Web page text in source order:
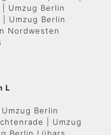
Umzug Berlin
Umzug Berlin
Nordwesten
L
Berlin
| Umzug